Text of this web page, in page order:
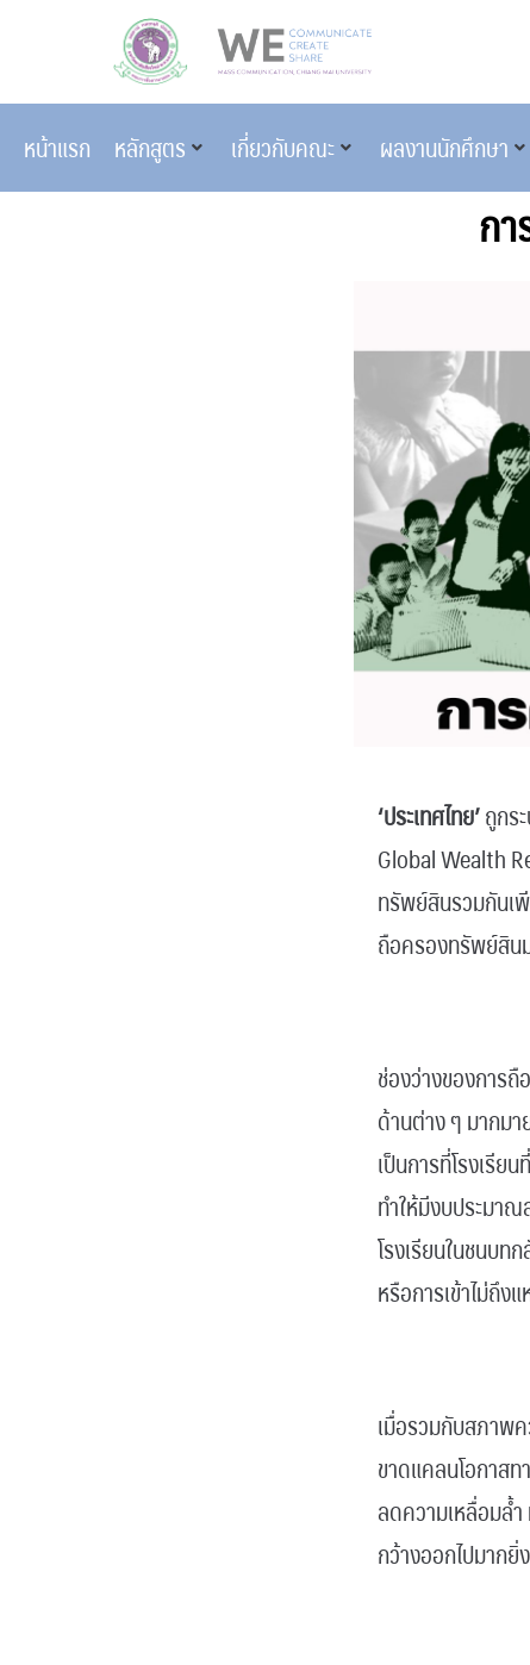
หน้าแรก หลักสูตร เกี่ยวกับคณะ ผลงานนักศึกษา
ก
‘ประเทศไทย’ถูกร
Global Wealth
ทรัพย์สินรวมกันเ
ถือครองทรัพย์สิน
ช่องว่างของการ
ด้านต่าง ๆ มากม
เป็นการที่โรงเรีย
ทำให้มีงบประมา
โรงเรียนในชนบ
หรือการเข้าไม่ถึง
เมื่อรวมกับสภาพ
ขาดแคลนโอกาส
ลดความเหลื่อมล้
กว้างออกไปมากยิ่